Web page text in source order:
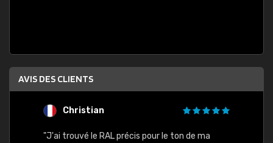
AVIS DES CLIENTS
Christian
"J'ai trouvé le RAL précis pour le ton de ma